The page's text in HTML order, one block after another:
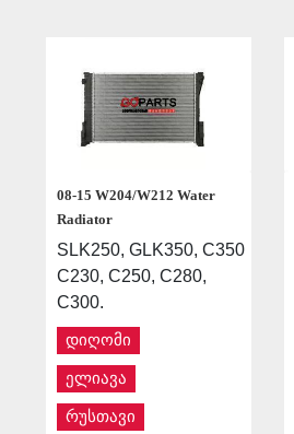
08-15 W204/W212 Water
Radiator
SLK250, GLK350, C350
C230, C250, C280,
C300.
დიღომი
ელიავა
რუსთავი